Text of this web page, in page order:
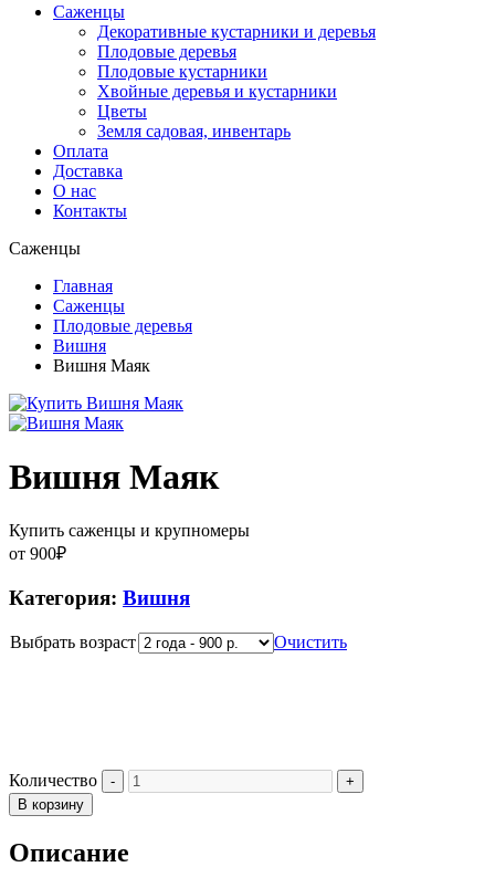
Саженцы
Декоративные кустарники и деревья
Плодовые деревья
Плодовые кустарники
Хвойные деревья и кустарники
Цветы
Земля садовая, инвентарь
Оплата
Доставка
О нас
Контакты
Саженцы
Главная
Саженцы
Плодовые деревья
Вишня
Вишня Маяк
Вишня Маяк
Купить саженцы и крупномеры
от 900₽
Категория: Вишня
Выбрать возраст Очистить
Количество
В корзину
Описание